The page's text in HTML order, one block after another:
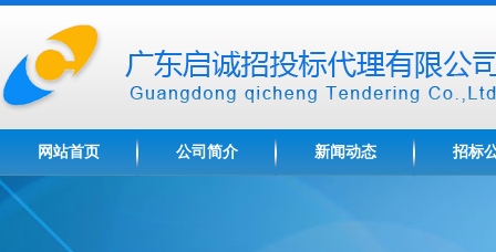
网站首页 公司简介 新闻动态 招标